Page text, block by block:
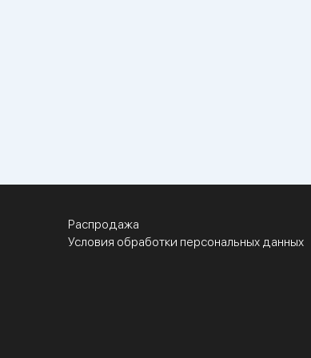
Распродажа
Условия обработки персональных данных